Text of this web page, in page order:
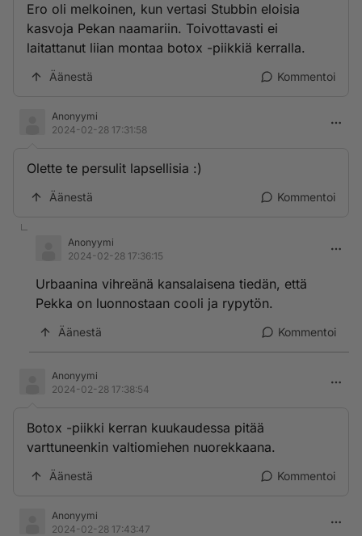
Ero oli melkoinen, kun vertasi Stubbin eloisia
kasvoja Pekan naamariin. Toivottavasti ei
laitattanut liian montaa botox -piikkiä kerralla.
Äänestä Kommentoi
Anonyymi
2024-02-28 17:31:58
Olette te persulit lapsellisia :)
Äänestä Kommentoi
Anonyymi
2024-02-28 17:36:15
Urbaanina vihreänä kansalaisena tiedän, että
Pekka on luonnostaan cooli ja rypytön.
Äänestä Kommentoi
Anonyymi
2024-02-28 17:38:54
Botox -piikki kerran kuukaudessa pitää
varttuneenkin valtiomiehen nuorekkaana.
Äänestä Kommentoi
Anonyymi
2024-02-28 17:43:47